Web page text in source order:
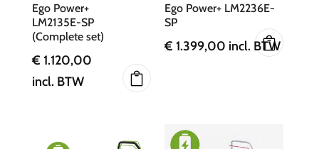
Ego Power+
LM2135E-SP
(Complete set)
€ 1.120,00
incl. BTW
Ego Power+ LM2236E-
SP
€ 1.399,00 incl. BTW